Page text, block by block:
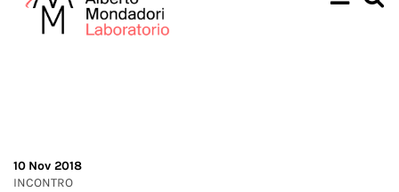
10 Nov 2018
INCONTRO